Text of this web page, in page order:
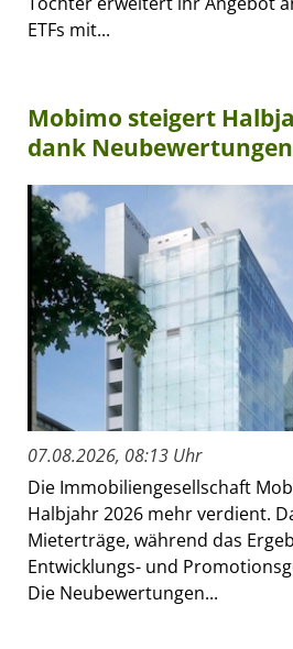
ETFs mit...
Mobimo steigert
dank Neubewertungen
07.08.2026, 08:13 Uhr
Die Immobiliengesellschaft
Halbjahr 2026 mehr verdient.
Mieterträge, während das
Entwicklungs- und
Die Neubewertungen...